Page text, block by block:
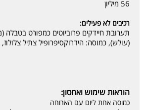
56 מיליון
רכיבים לא פעילים:
(עולש), כמוסה: הידרוקסיפרופיל צתיל צלולוז,
הוראות שימוש ואחסון:
כמוסה אחת ליום עם הארוחה